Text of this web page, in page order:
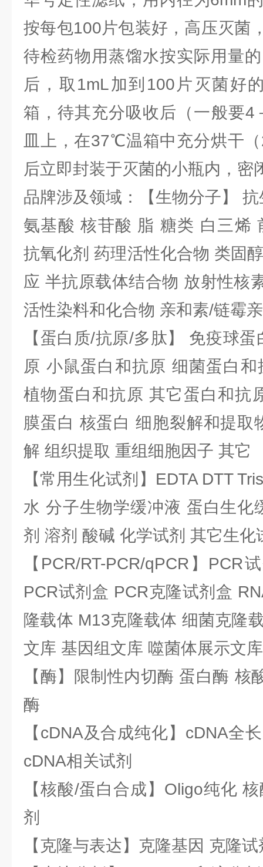
按每包100片包装好，高压灭菌
待检药物用蒸馏水按实际用量
后，取1mL加到100片灭菌好
箱，待其充分吸收后（一般要4
皿上，在37℃温箱中充分烘干
后立即封装于灭菌的小瓶内，密
品牌涉及领域：【生物分子】
氨基酸 核苷酸 脂 糖类 白三烯
抗氧化剂 药理活性化合物 类固
应 半抗原载体结合物 放射性核
活性染料和化合物 亲和素/链霉
【蛋白质/抗原/多肽】 免疫球
原 小鼠蛋白和抗原 细菌蛋白
植物蛋白和抗原 其它蛋白和抗
膜蛋白 核蛋白 细胞裂解和提取
解 组织提取 重组细胞因子 其它
【常用生化试剂】EDTA DTT
水 分子生物学缓冲液 蛋白生化
剂 溶剂 酸碱 化学试剂 其它生化
【PCR/RT-PCR/qPCR】PCR
PCR试剂盒 PCR克隆试剂盒
隆载体 M13克隆载体 细菌克隆
文库 基因组文库 噬菌体展示文库
【酶】限制性内切酶 蛋白酶 核
酶
【cDNA及合成纯化】cDNA全
cDNA相关试剂
【核酸/蛋白合成】Oligo纯化
剂
【克隆与表达】克隆基因 克隆